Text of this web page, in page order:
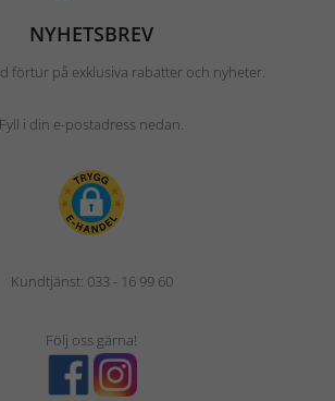
NYHETSBREV
förtur på exklusiva rabatter och nyheter.
Fyll i din e-postadress nedan.
Kundtjänst: 033 - 16 99 60
Följ oss gärna!